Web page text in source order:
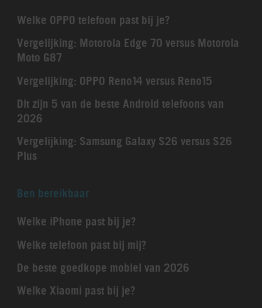
Welke OPPO telefoon past bij je?
Vergelijking: Motorola Edge 70 versus Motorola
Moto G87
Vergelijking: OPPO Reno14 versus Reno15
Dit zijn 5 van de beste Android telefoons van
2026
Vergelijking: Samsung Galaxy S26 versus S26
Plus
Ben bereikbaar
Welke iPhone past bij je?
Welke telefoon past bij mij?
De beste goedkope mobiel van 2026
Welke Xiaomi past bij je?